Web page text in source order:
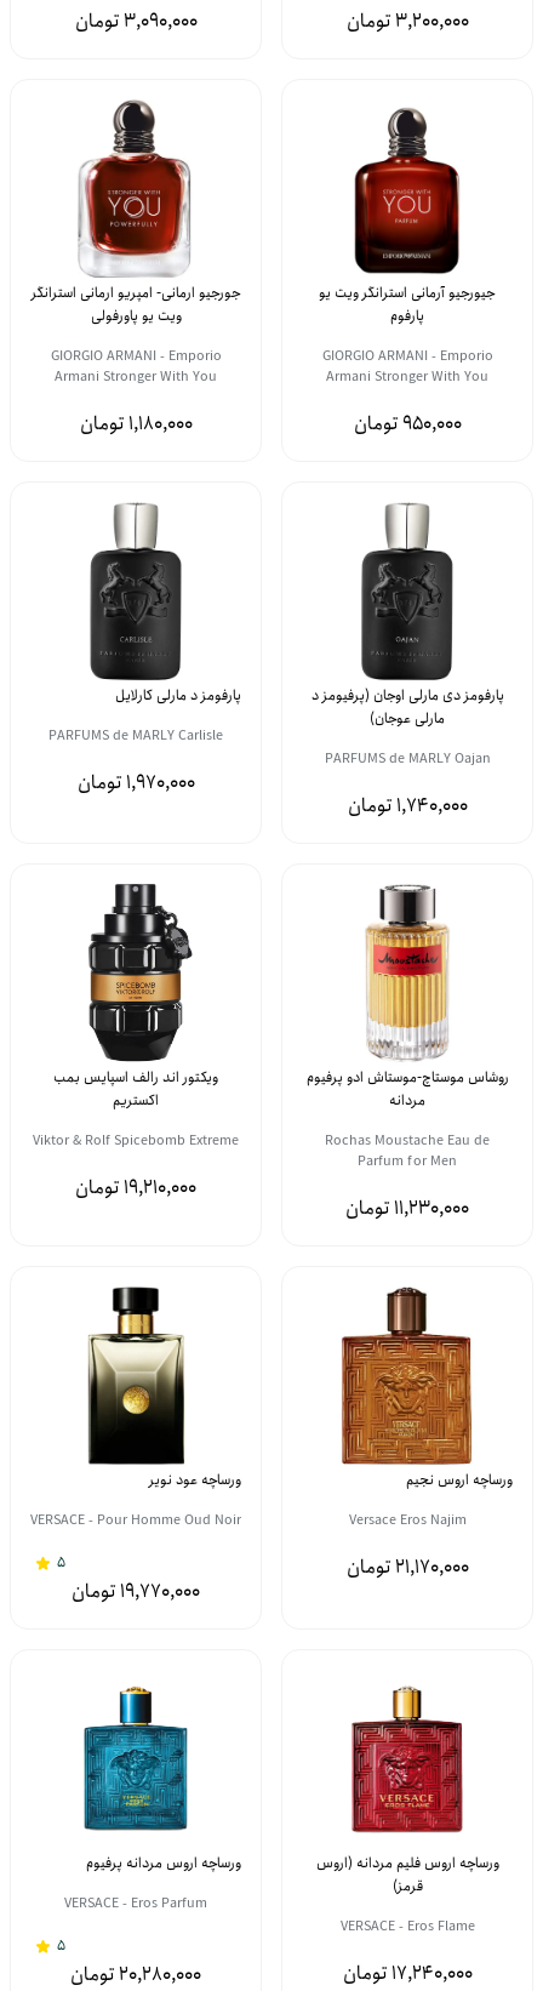
3,200,000
3,090,000
جیورجیو آرمانی استرانگر ویت یو
پارفوم
GIORGIO ARMANI - Emporio
Armani Stronger With You
950,000
جورجیو ارمانی- امپریو ارمانی استرانگر
ویت یو پاورفولی
GIORGIO ARMANI - Emporio
Armani Stronger With You
1,180,000
پارفومز دی مارلی اوجان (پرفیومز د
مارلی عوجان)
PARFUMS de MARLY Oajan
1,740,000
پارفومز د مارلی کارلایل
PARFUMS de MARLY Carlisle
1,970,000
روشاس موستاچ-موستاش ادو پرفیوم
مردانه
Rochas Moustache Eau de
Parfum for Men
11,230,000
ویکتور اند رالف اسپایس بمب
اکستریم
Viktor & Rolf Spicebomb Extreme
19,210,000
ورساچه اروس نجیم
Versace Eros Najim
21,170,000
ورساچه عود نویر
VERSACE - Pour Homme Oud Noir
5
19,770,000
ورساچه اروس فلیم مردانه (اروس
قرمز)
VERSACE - Eros Flame
17,240,000
ورساچه اروس مردانه پرفیوم
VERSACE - Eros Parfum
5
20,280,000